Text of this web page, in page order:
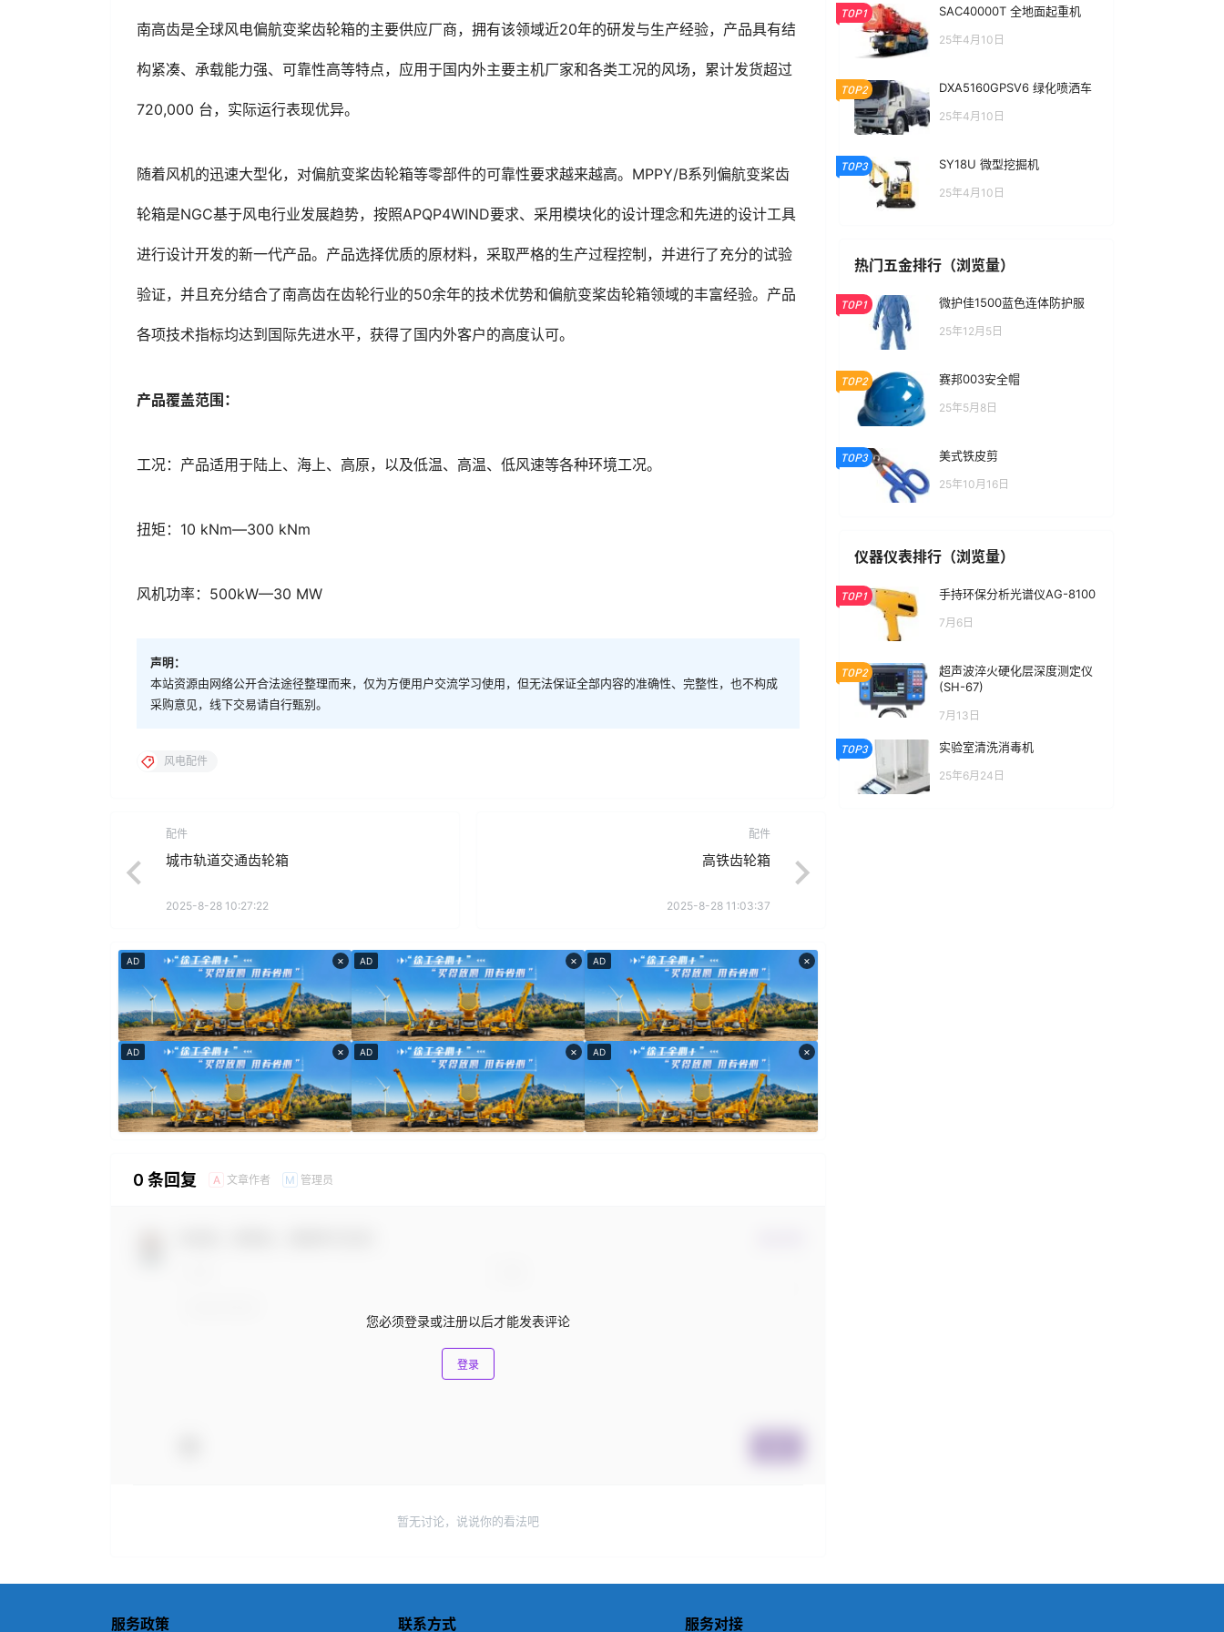
南高齿是全球风电偏航变桨齿轮箱的主要供应厂商，拥有该领域近20年的研发与生产经验，产品具有结
构紧凑、承载能力强、可靠性高等特点，应用于国内外主要主机厂家和各类工况的风场，累计发货超过
720,000 台，实际运行表现优异。
随着风机的迅速大型化，对偏航变桨齿轮箱等零部件的可靠性要求越来越高。MPPY/B系列偏航变桨齿
轮箱是NGC基于风电行业发展趋势，按照APQP4WIND要求、采用模块化的设计理念和先进的设计工具
进行设计开发的新一代产品。产品选择优质的原材料，采取严格的生产过程控制，并进行了充分的试验
验证，并且充分结合了南高齿在齿轮行业的50余年的技术优势和偏航变桨齿轮箱领域的丰富经验。产品
各项技术指标均达到国际先进水平，获得了国内外客户的高度认可。
产品覆盖范围：
工况：产品适用于陆上、海上、高原，以及低温、高温、低风速等各种环境工况。
扭矩：10 kNm—300 kNm
风机功率：500kW—30 MW
声明：
本站资源由网络公开合法途径整理而来，仅为方便用户交流学习使用，但无法保证全部内容的准确性、完整性，也不构成
采购意见，线下交易请自行甄别。
风电配件
配件
城市轨道交通齿轮箱
2025-8-28 10:27:22
配件
高铁齿轮箱
2025-8-28 11:03:37
×
AD ×
AD ×
AD
×
AD ×
AD ×
AD
0 条回复 A 文章作者 M 管理员
您必须登录或注册以后才能发表评论
登录
暂无讨论，说说你的看法吧
TOP1 SAC40000T 全地面起重机
25年4月10日
TOP2 DXA5160GPSV6 绿化喷洒车
25年4月10日
TOP3 SY18U 微型挖掘机
25年4月10日
热门五金排行（浏览量）
TOP1 微护佳1500蓝色连体防护服
25年12月5日
TOP2 赛邦003安全帽
25年5月8日
TOP3 美式铁皮剪
25年10月16日
仪器仪表排行（浏览量）
TOP1 手持环保分析光谱仪AG-8100
7月6日
TOP2
超声波淬火硬化层深度测定仪
(SH-67)
7月13日
TOP3 实验室清洗消毒机
25年6月24日
服务政策 联系方式 服务对接